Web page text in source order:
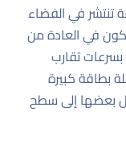
تنتشر في الفضاء
في العادة من
بسرعات تقارب
بطاقة كبيرة
بعضها إلى سطح